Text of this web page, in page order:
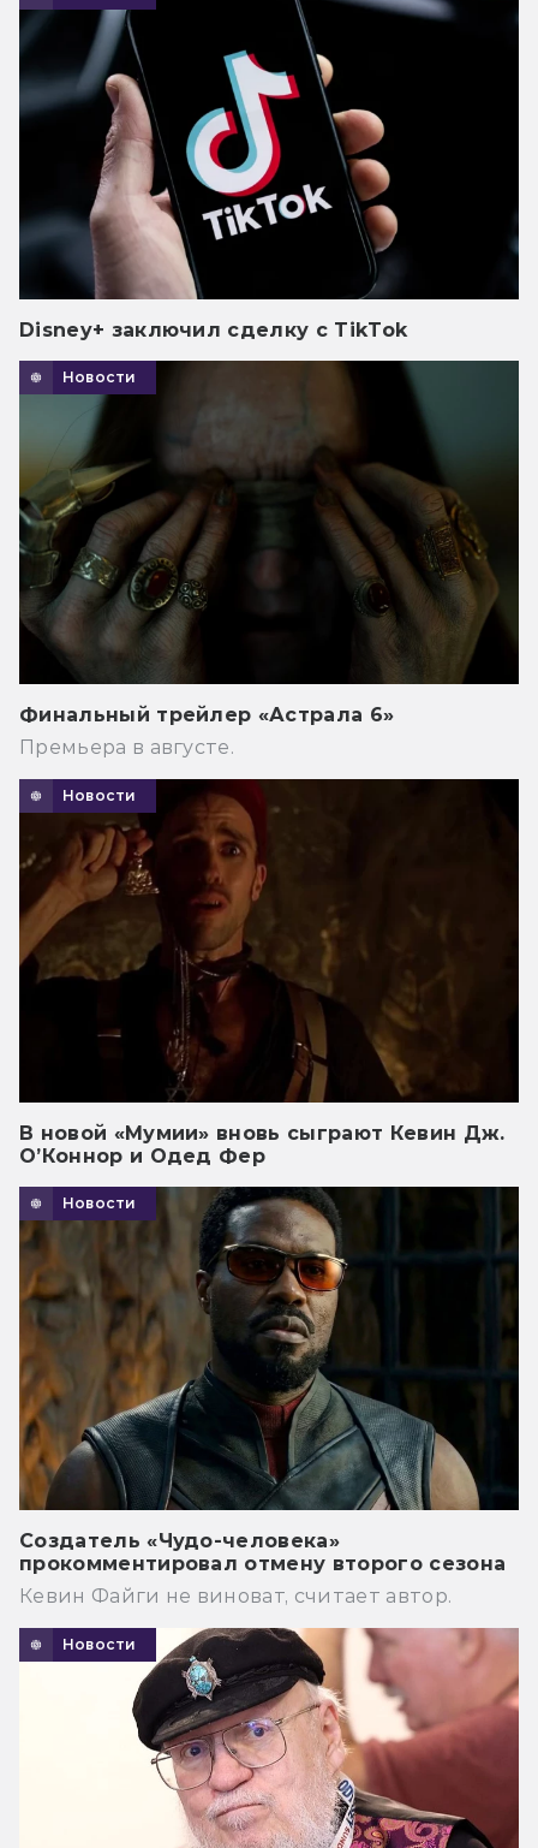
Disney+ заключил сделку с TikTok
Новости
Финальный трейлер «Астрала 6»
Премьера в августе.
Новости
В новой «Мумии» вновь сыграют Кевин Дж.
О’Коннор и Одед Фер
Новости
Создатель «Чудо-человека»
прокомментировал отмену второго сезона
Кевин Файги не виноват, считает автор.
Новости